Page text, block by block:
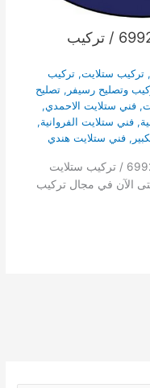
فني ستلايت السالمية / 69922265 / تركيب
, تركيب ستلايت, تركيب
وتصليح رسيفر , تصليح
, فني ستلايت الاحمدي,
, فني ستلايت الفروانية,
, فني ستلايت هندي
لقد كان فني ستلايت السالمية / 69922265 / تركيب ستلايت
الآن في مجال تركيب